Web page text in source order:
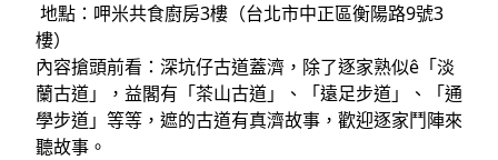
地點：呷米共食廚房3樓（台北市中正區衡陽路9號3
樓）
內容搶頭前看：深坑仔古道蓋濟，除了逐家熟似ê「淡
蘭古道」，益閣有「茶山古道」、「遠足步道」、「通
學步道」等等，遮的古道有真濟故事，歡迎逐家鬥陣來
聽故事。